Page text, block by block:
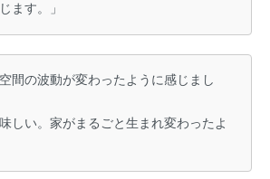
ます。」
間の波動が変わったように感じまし
しい。家がまるごと生まれ変わったよ